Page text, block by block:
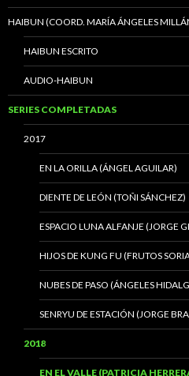
HAIBUN (COORD. MARÍA ÁNGELES
HAIBUN ESCRITO
AUDIO-HAIBUN
SERIES COMPLETADAS
2017
EN LA ORILLA (ÁNGEL AGUILAR)
DIENTE DE LEÓN (TOÑI SÁNCHEZ)
ESPACIO LUNA ALFANJE (JORGE
HIJOS DE KUNG FU (FRUTOS
NUBES DE PASO (ÁNGELES
SENRYU DE ESTACIÓN (JORGE
2018
EN EL VALLE (PATRICIA